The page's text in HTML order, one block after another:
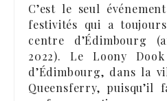
C’est le seul
festivités qui a
centre d’Édimbourg
2022). Le Loony
d’Édimbourg, dans la
Queensferry, puisqu’il